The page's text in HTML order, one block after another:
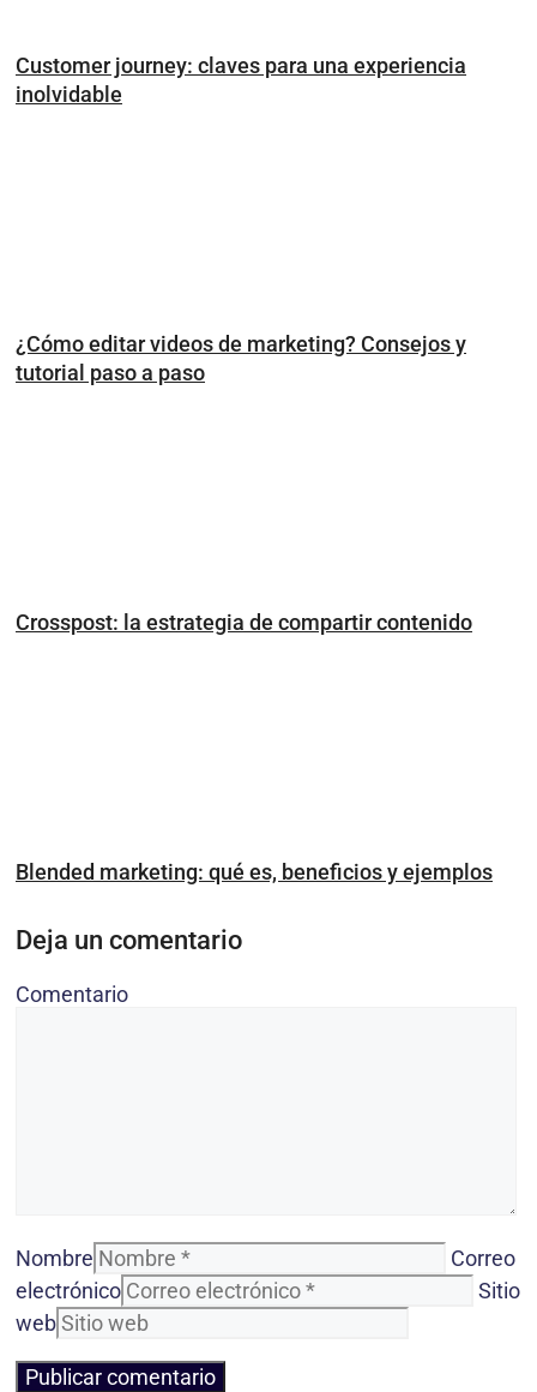
Customer journey: claves para una experiencia
inolvidable
¿Cómo editar videos de marketing? Consejos y
tutorial paso a paso
Crosspost: la estrategia de compartir contenido
Blended marketing: qué es, beneficios y ejemplos
Deja un comentario
Comentario
Nombre
Correo
electrónico
Sitio
web